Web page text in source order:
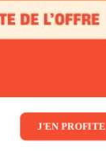
J'EN PROFITE